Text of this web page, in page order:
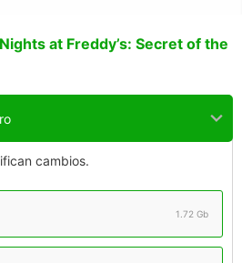
at Freddy’s: Secret of the
cambios.
1.72 Gb